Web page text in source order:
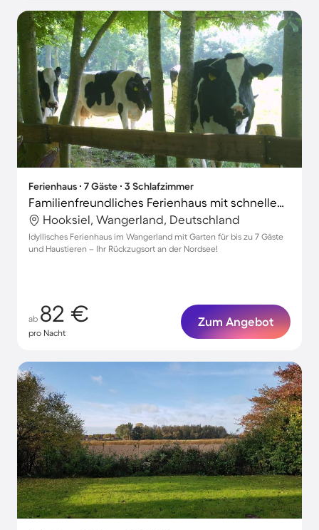
Ferienhaus ∙ 7 Gäste ∙ 3 Schlafzimmer
Familienfreundliches Ferienhaus mit schnellem Internet, Garten und Grill | Gartenblick | Haustiere erlaubt
Hooksiel, Wangerland, Deutschland
Idyllisches Ferienhaus im Wangerland mit Garten für bis zu 7 Gäste
und Haustieren – Ihr Rückzugsort an der Nordsee!
ab 82 €
pro Nacht
Zum Angebot